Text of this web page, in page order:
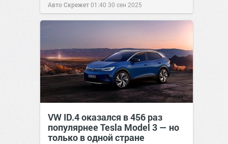
Авто Скрежет01:40 30 сен 2025
VW ID.4 оказался в 456 раз
популярнее Tesla Model 3 — но
только в одной стране